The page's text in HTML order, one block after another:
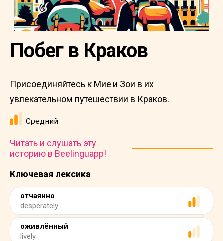
Ключевая лексика
отчаянно
desperately
оживлённый
lively
Побег в Краков
Присоединяйтесь к Мие и Зои в их
увлекательном путешествии в Краков.
Средний
Читать и слушать эту
историю в Beelinguapp!